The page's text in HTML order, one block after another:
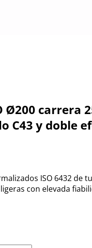
Ø200 carrera
C43 y doble
ISO 6432 de
con elevada